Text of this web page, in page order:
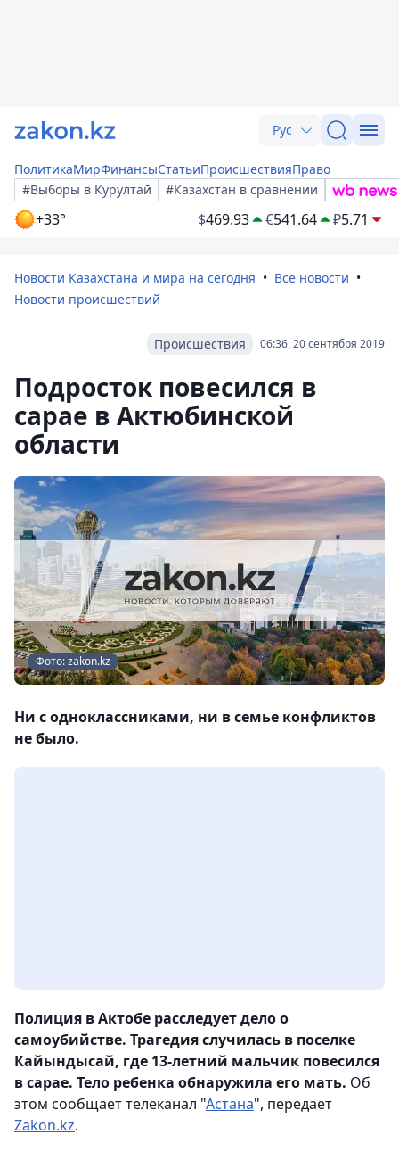
Рус
ПолитикаМирФинансыСтатьиПроисшествияПраво
#Выборы в Курултай
#Казахстан в сравнении
+33° $469.93 €541.64 ₽5.71
Новости Казахстана и мира на сегодня
Все новости
Новости происшествий
06:36, 20 сентября 2019
Происшествия
Подросток повесился в
сарае в Актюбинской
области
Фото: zakon.kz
Ни с одноклассниками, ни в семье конфликтов
не было.
Полиция в Актобе расследует дело о
самоубийстве. Трагедия случилась в поселке
Кайындысай, где 13-летний мальчик повесился
в сарае. Тело ребенка обнаружила его мать. Об
этом сообщает телеканал "Астана", передает
Zakon.kz.